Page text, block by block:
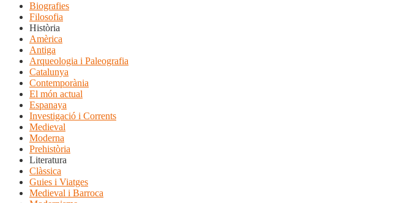
Biografies
Filosofia
Història
Amèrica
Antiga
Arqueologia i Paleografia
Catalunya
Contemporània
El món actual
Espanaya
Investigació i Corrents
Medieval
Moderna
Prehistòria
Literatura
Clàssica
Guies i Viatges
Medieval i Barroca